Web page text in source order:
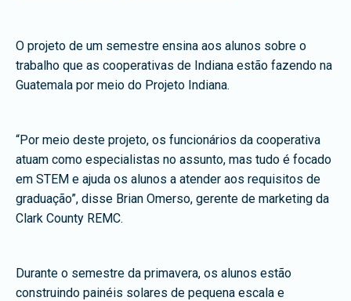
O projeto de um semestre ensina aos alunos sobre o
trabalho que as cooperativas de Indiana estão fazendo na
Guatemala por meio do Projeto Indiana.
“Por meio deste projeto, os funcionários da cooperativa
atuam como especialistas no assunto, mas tudo é focado
em STEM e ajuda os alunos a atender aos requisitos de
graduação”, disse Brian Omerso, gerente de marketing da
Clark County REMC.
Durante o semestre da primavera, os alunos estão
construindo painéis solares de pequena escala e